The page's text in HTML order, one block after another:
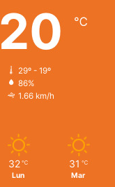
20 ℃
29º - 19º
86%
1.66 km/h
32 ℃
Lun
31 ℃
Mar